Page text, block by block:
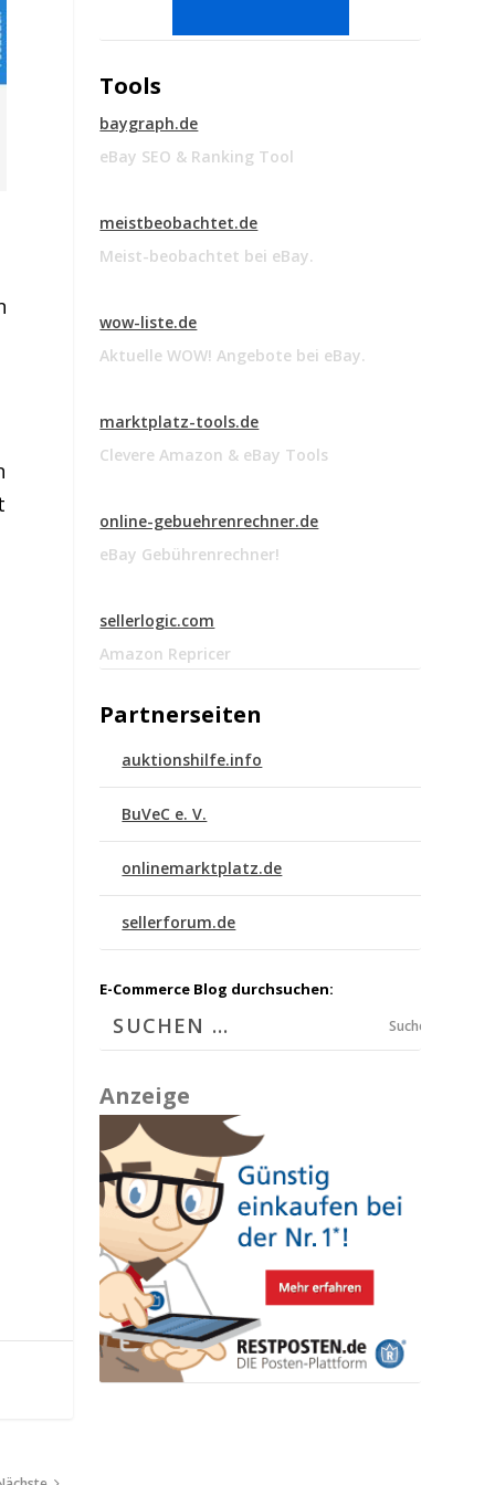
Tools
baygraph.de
eBay SEO & Ranking Tool
meistbeobachtet.de
Meist-beobachtet bei eBay.
wow-liste.de
Aktuelle WOW! Angebote bei eBay.
marktplatz-tools.de
Clevere Amazon & eBay Tools
online-gebuehrenrechner.de
eBay Gebührenrechner!
sellerlogic.com
Amazon Repricer
Partnerseiten
auktionshilfe.info
BuVeC e. V.
onlinemarktplatz.de
sellerforum.de
E-Commerce Blog durchsuchen:
Suchen
Anzeige